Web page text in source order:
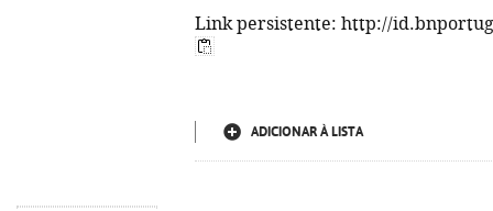
Link persistente: http://
ADICIONAR À LISTA